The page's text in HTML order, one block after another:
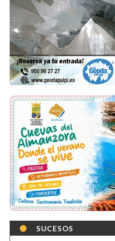
SUCESOS